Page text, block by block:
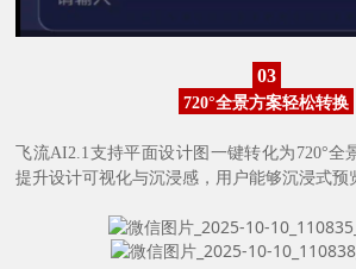
03
720°全景方案轻松转换
飞流AI2.1支持平面设计图一键转化为720°全
提升设计可视化与沉浸感，用户能够沉浸式预